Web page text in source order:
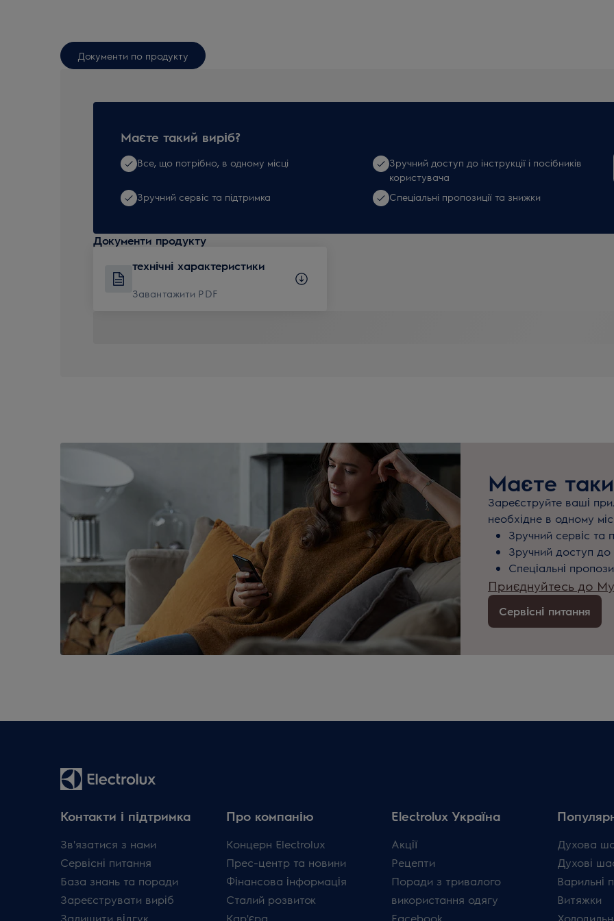
Документи по продукту
Маєте такий виріб?
Все, що потрібно, в одному місці
Зручний доступ до інструкції і посібників
користувача
Зручний сервіс та підтримка
Спеціальні пропозиції та знижки
Документи продукту
технічні характеристики
Завантажити PDF
Маєте
Зареєструйте ваші
необхідне в одному
Зручний сервіс та
Зручний доступ до
Спеціальні
Приєднуйтесь до
Сервісні питання
Контакти і підтримка
Зв'язатися з нами
Сервісні питання
База знань та поради
Зареєструвати виріб
Залишити відгук
Про компанію
Концерн Electrolux
Прес-центр та новини
Фінансова інформація
Сталий розвиток
Кар'єра
Electrolux Україна
Акції
Рецепти
Поради з тривалого
використання одягу
Facebook
Духова
Духові
Варильні
Витяжки